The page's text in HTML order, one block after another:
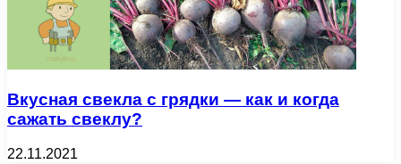
Вкусная свекла с грядки — как и когда
сажать свеклу?
22.11.2021